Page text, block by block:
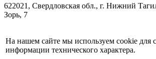
622021, Свердловская обл., г. Нижний
Зорь, 7
На нашем сайте мы используем cookie для
информации технического характера.